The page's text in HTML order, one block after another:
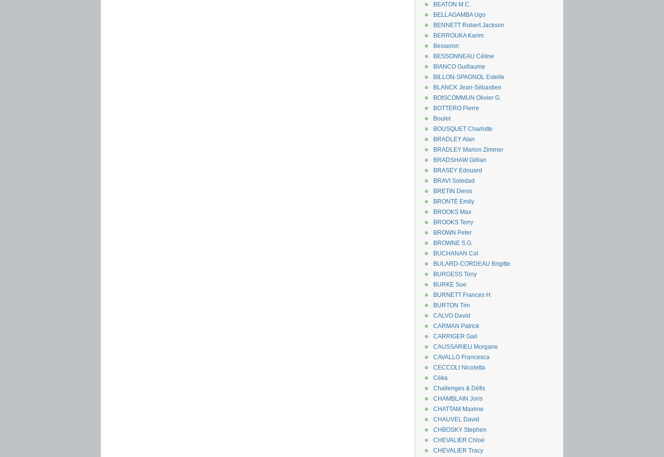
BEATON M.C.
BELLAGAMBA Ugo
BENNETT Robert Jackson
BERROUKA Karim
Besseron
BESSONNEAU Céline
BIANCO Guillaume
BILLON-SPAGNOL Estelle
BLANCK Jean-Sébastien
BOISCOMMUN Olivier G.
BOTTERO Pierre
Boulet
BOUSQUET Charlotte
BRADLEY Alan
BRADLEY Marion Zimmer
BRADSHAW Gillian
BRASEY Edouard
BRAVI Soledad
BRETIN Denis
BRONTË Emily
BROOKS Max
BROOKS Terry
BROWN Peter
BROWNE S.G.
BUCHANAN Col
BULARD-CORDEAU Brigitte
BURGESS Tony
BURKE Sue
BURNETT Frances H.
BURTON Tim
CALVO David
CARMAN Patrick
CARRIGER Gail
CAUSSARIEU Morgane
CAVALLO Francesca
CECCOLI Nicoletta
Céka
Challenges & Défis
CHAMBLAIN Joris
CHATTAM Maxime
CHAUVEL David
CHBOSKY Stephen
CHEVALIER Chloé
CHEVALIER Tracy